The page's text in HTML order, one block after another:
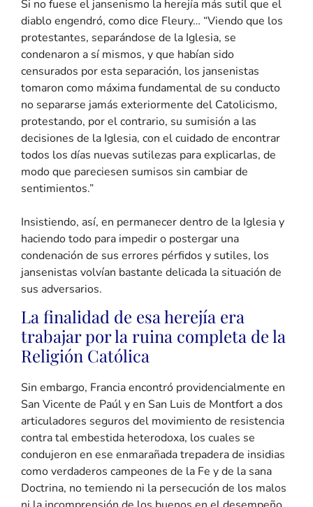
Si no fuese el jansenismo la herejía más sutil que el
diablo engendró, como dice Fleury… “Viendo que los
protestantes, separándose de la Iglesia, se
condenaron a sí mismos, y que habían sido
censurados por esta separación, los jansenistas
tomaron como máxima fundamental de su conducto
no separarse jamás exteriormente del Catolicismo,
protestando, por el contrario, su sumisión a las
decisiones de la Iglesia, con el cuidado de encontrar
todos los días nuevas sutilezas para explicarlas, de
modo que pareciesen sumisos sin cambiar de
sentimientos.”
Insistiendo, así, en permanecer dentro de la Iglesia y
haciendo todo para impedir o postergar una
condenación de sus errores pérfidos y sutiles, los
jansenistas volvían bastante delicada la situación de
sus adversarios.
La finalidad de esa herejía era
trabajar por la ruina completa de la
Religión Católica
Sin embargo, Francia encontró providencialmente en
San Vicente de Paúl y en San Luis de Montfort a dos
articuladores seguros del movimiento de resistencia
contra tal embestida heterodoxa, los cuales se
condujeron en ese enmarañada trepadera de insidias
como verdaderos campeones de la Fe y de la sana
Doctrina, no temiendo ni la persecución de los malos